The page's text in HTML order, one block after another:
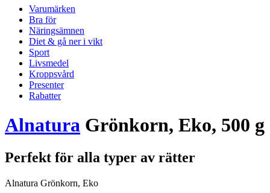
Varumärken
Bra för
Näringsämnen
Diet & gå ner i vikt
Sport
Livsmedel
Kroppsvård
Presenter
Rabatter
Alnatura Grönkorn, Eko, 500 g
Perfekt för alla typer av rätter
Alnatura Grönkorn, Eko